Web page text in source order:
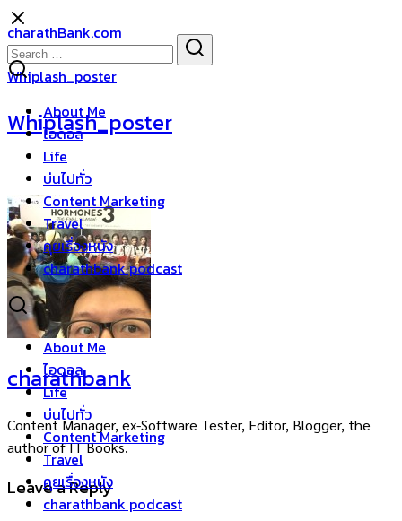
Skip
to
content
charathBank.com
About Me
ไอดอล
Life
บ่นไปทั่ว
Content Marketing
Travel
คุยเรื่องหนัง
charathbank podcast
About Me
ไอดอล
Life
บ่นไปทั่ว
Content Marketing
Travel
คุยเรื่องหนัง
charathbank podcast
Search
for:
Whiplash_poster
Whiplash_poster
charathbank
Content Manager, ex-Software Tester, Editor, Blogger, the
author of IT Books.
Leave a Reply